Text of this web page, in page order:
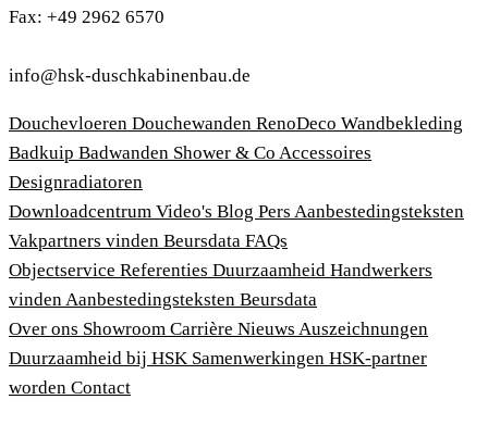
Fax: +49 2962 6570
info@hsk-duschkabinenbau.de
Douchevloeren Douchewanden RenoDeco Wandbekleding
Badkuip Badwanden Shower & Co Accessoires
Designradiatoren
Downloadcentrum Video's Blog Pers Aanbestedingsteksten
Vakpartners vinden Beursdata FAQs
Objectservice Referenties Duurzaamheid Handwerkers
vindenAanbestedingsteksten Beursdata
Over ons Showroom Carrière Nieuws Auszeichnungen
Duurzaamheid bij HSK Samenwerkingen HSK-partner
worden Contact